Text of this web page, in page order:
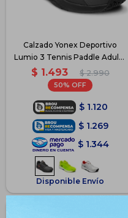
Calzado Yonex Deportivo
Lumio 3 Tennis Paddle Adulto
- Gris
$ 1.493 $ 2.990
50
$ 1.120
$ 1.269
$ 1.344
Disponible Envío